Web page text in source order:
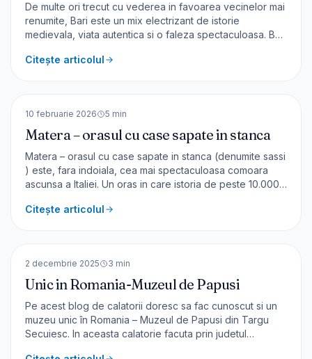
De multe ori trecut cu vederea in favoarea vecinelor mai
renumite, Bari este un mix electrizant de istorie
medievala, viata autentica si o faleza spectaculoasa. Bari
autentica a sudului Italiei, condimentata cu focaccia
Citește articolul
10 februarie 2026 5 min
Matera – orasul cu case sapate in stanca
Matera – orasul cu case sapate in stanca (denumite sassi
) este, fara indoiala, cea mai spectaculoasa comoara
ascunsa a Italiei. Un oras in care istoria de peste 10.000
aici, intr-o experienta memorabila. Mai este renumit si
Citește articolul
2 decembrie 2025 3 min
Unic in Romania-Muzeul de Papusi
Pe acest blog de calatorii doresc sa fac cunoscut si un
muzeu unic în Romania – Muzeul de Papusi din Targu
Secuiesc. In aceasta calatorie facuta prin judetul